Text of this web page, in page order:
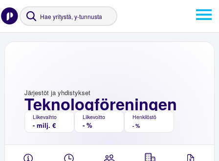
Teknologföreningen
Järjestöt ja yhdistykset
Liikevaihto
- milj. €
Liikevoitto
- %
Henkilöstö
- %